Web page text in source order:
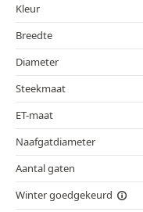
Kleur
Breedte
Diameter
Steekmaat
ET-maat
Naafgatdiameter
Aantal gaten
Winter goedgekeurd